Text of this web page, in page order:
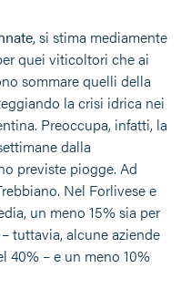
, si stima mediamente
quei viticoltori che ai
sommare quelli della
la crisi idrica nei
Preoccupa, infatti, la
dalla
previste piogge. Ad
Nel Forlivese e
un meno 15% sia per
tuttavia, alcune aziende
40% – e un meno 10%